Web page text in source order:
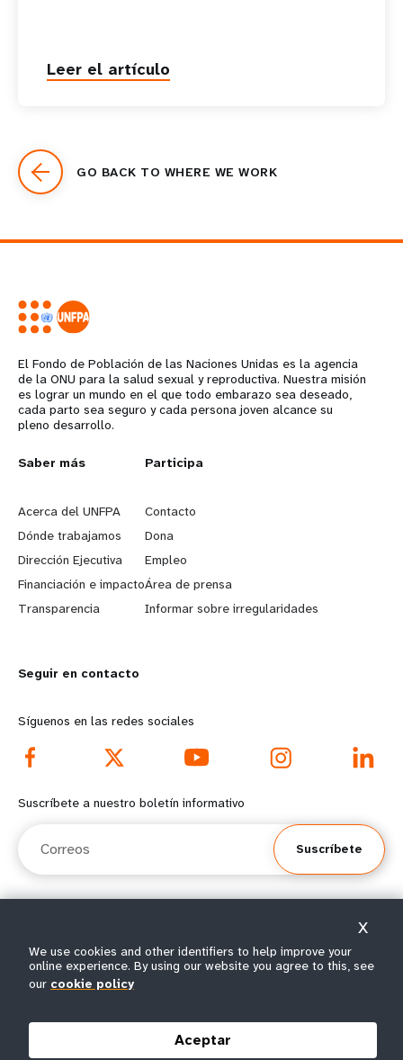
Leer el artículo
GO BACK TO WHERE WE WORK
El Fondo de Población de las Naciones Unidas es la agencia
de la ONU para la salud sexual y reproductiva. Nuestra misión
es lograr un mundo en el que todo embarazo sea deseado,
cada parto sea seguro y cada persona joven alcance su
pleno desarrollo.
L
e
a
r
n
o
r
e
f
o
t
e
m
e
Saber más
Acerca del UNFPA
Dónde trabajamos
Dirección Ejecutiva
Financiación e impacto
Transparencia
G
o
b
e
y
d
o
t
e
r
m
e
n
Participa
Contacto
Dona
Empleo
Área de prensa
Informar sobre irregularidades
Seguir en contacto
Síguenos en las redes sociales
Suscríbete a nuestro boletín informativo
Suscríbete
Condiciones de
|
Política de privacidad del
|
Mapa del
sitio
We use cookies and other identifiers to help improve your
online experience. By using our website you agree to this, see
our cookie policy
Aceptar
X